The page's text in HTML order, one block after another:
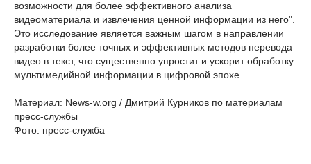
возможности для более эффективного анализа
видеоматериала и извлечения ценной информации из него".
Это исследование является важным шагом в направлении
разработки более точных и эффективных методов перевода
видео в текст, что существенно упростит и ускорит обработку
мультимедийной информации в цифровой эпохе.
Материал: News-w.org / Дмитрий Курников по материалам
пресс-службы
Фото: пресс-служба